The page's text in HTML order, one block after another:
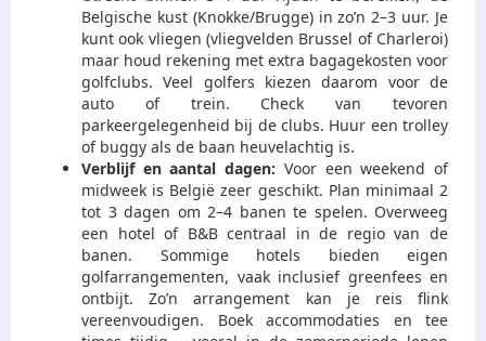
Belgische kust (Knokke/Brugge) in zo’n 2–3 uur. Je
kunt ook vliegen (vliegvelden Brussel of Charleroi)
maar houd rekening met extra bagagekosten voor
golfclubs. Veel golfers kiezen daarom voor de
auto of trein. Check van tevoren
parkeergelegenheid bij de clubs. Huur een trolley
of buggy als de baan heuvelachtig is.
Verblijf en aantal dagen: Voor een weekend of
midweek is België zeer geschikt. Plan minimaal 2
tot 3 dagen om 2–4 banen te spelen. Overweeg
een hotel of B&B centraal in de regio van de
banen. Sommige hotels bieden eigen
golfarrangementen, vaak inclusief greenfees en
ontbijt. Zo’n arrangement kan je reis flink
vereenvoudigen. Boek accommodaties en tee